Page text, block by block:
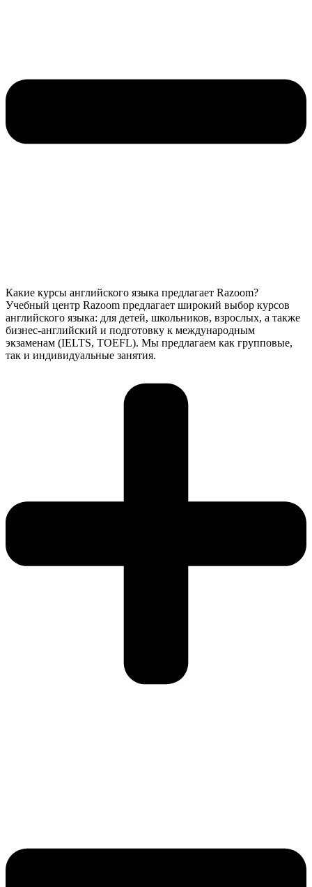
Какие курсы английского языка предлагает Razoom?
Учебный центр Razoom предлагает широкий выбор курсов
английского языка: для детей, школьников, взрослых, а также
бизнес-английский и подготовку к международным
экзаменам (IELTS, TOEFL). Мы предлагаем как групповые,
так и индивидуальные занятия.